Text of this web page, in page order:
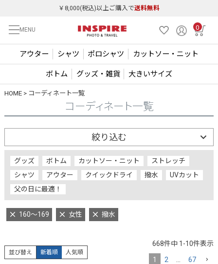
￥8,000(税込)以上ご購入で送料無料
MENU 0
アウター シャツ ポロシャツ カットソー・ニット
ボトム グッズ・雑貨 大きいサイズ
HOME コーディネート一覧
コーディネート一覧
絞り込む
グッズ ボトム カットソー・ニット
ストレッチ
シャツ
アウター クイックドライ 撥水
UVカット
父の日に最適！
160～169 女性 撥水
並び替え 新着順 人気順
668件中 1 -10件表示
1 2 67